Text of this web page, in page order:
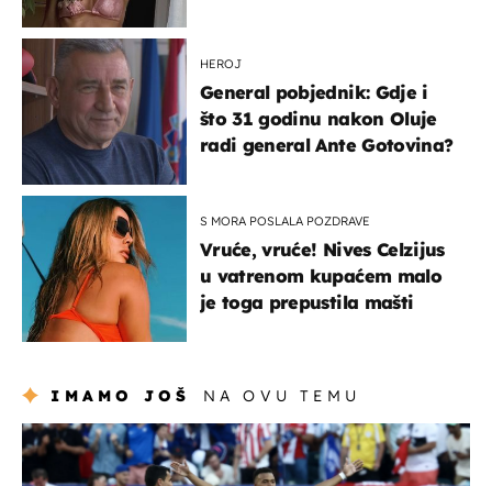
HEROJ
General pobjednik: Gdje i
što 31 godinu nakon Oluje
radi general Ante Gotovina?
S MORA POSLALA POZDRAVE
Vruće, vruće! Nives Celzijus
u vatrenom kupaćem malo
je toga prepustila mašti
IMAMO JOŠ NA OVU TEMU
svjetsko prvenstvo 2026